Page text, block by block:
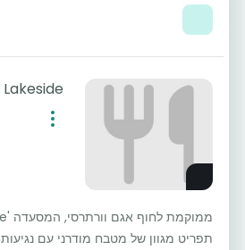
Lakeside
תפריט מגוון של מטבח מודרני עם נגיעות